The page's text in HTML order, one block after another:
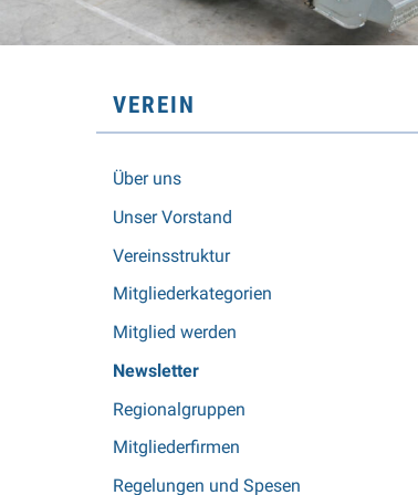
SUBNAVIGATION
VEREIN
Über uns
Unser Vorstand
Vereinsstruktur
Mitgliederkategorien
Mitglied werden
Newsletter
Regionalgruppen
Mitgliederfirmen
Regelungen und Spesen